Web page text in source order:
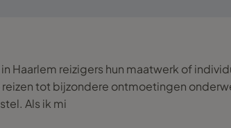
Haarlem reizigers hun maatwerk of
tot bijzondere ontmoetingen
eigen ervaringen terugkomen in de reizen die ik samenstel. Als ik mi